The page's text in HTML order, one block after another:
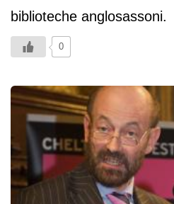
biblioteche anglosassoni.
0